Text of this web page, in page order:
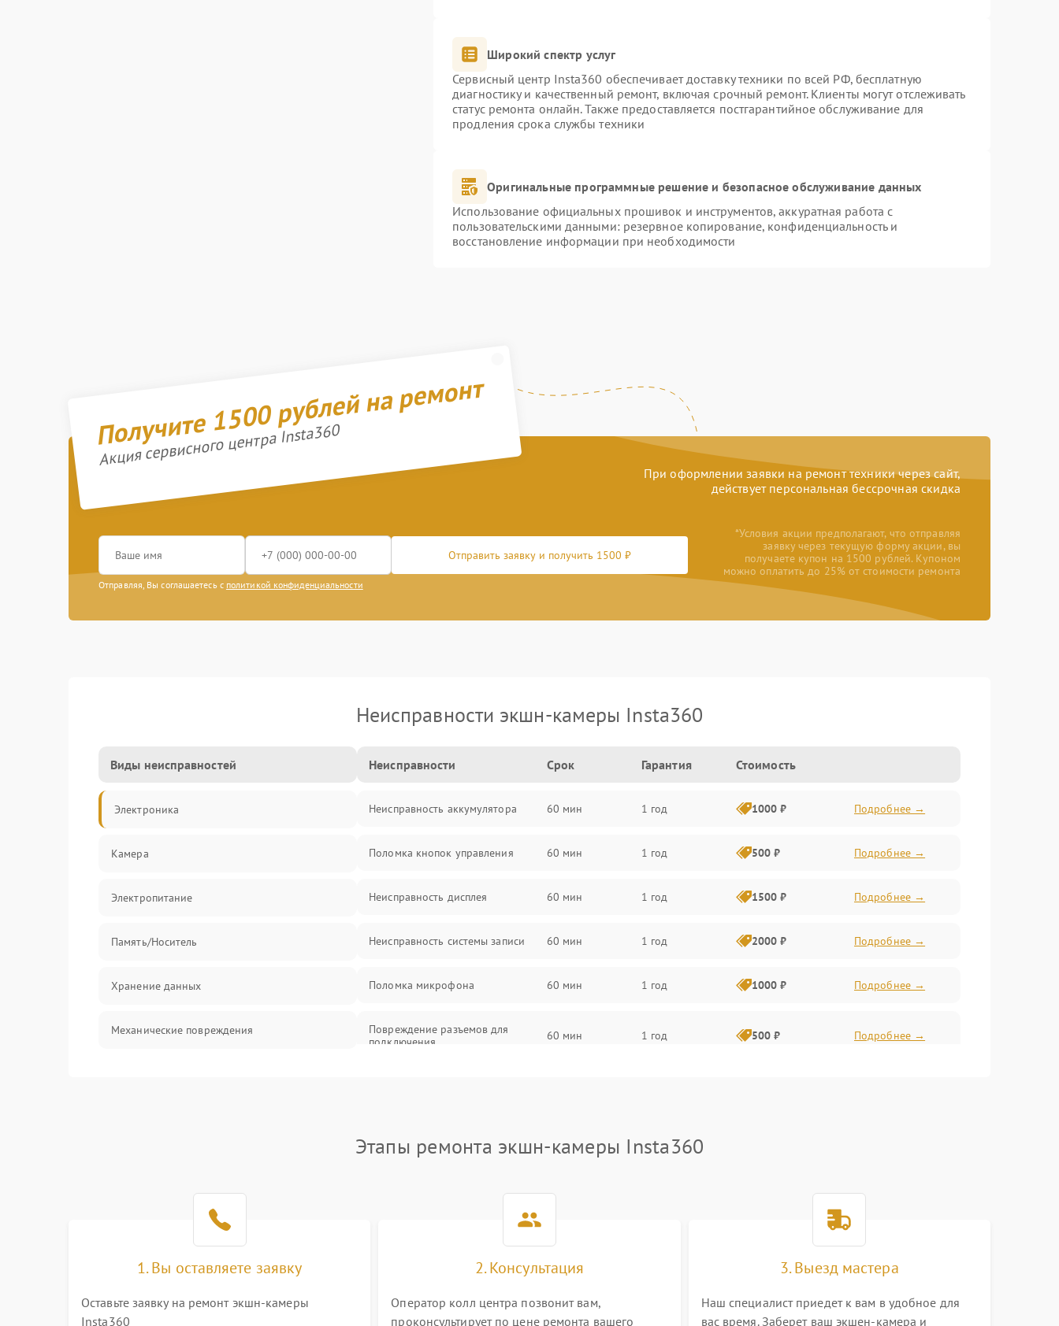
Широкий спектр услуг
Сервисный центр Insta360 обеспечивает доставку техники по всей РФ, бесплатную
диагностику и качественный ремонт, включая срочный ремонт. Клиенты могут отслеживать
статус ремонта онлайн. Также предоставляется постгарантийное обслуживание для
продления срока службы техники
Оригинальные программные решение и безопасное обслуживание данных
Использование официальных прошивок и инструментов, аккуратная работа с
пользовательскими данными: резервное копирование, конфиденциальность и
восстановление информации при необходимости
Получите 1500 рублей на ремонт
Акция сервисного центра Insta360
При оформлении заявки на ремонт техники через сайт,
действует персональная бессрочная скидка
Отправить заявку и получить 1500 ₽
Отправляя, Вы соглашаетесь с политикой конфиденциальности
*Условия акции предполагают, что отправляя
заявку через текущую форму акции, вы
получаете купон на 1500 рублей. Купоном
можно оплатить до 25% от стоимости ремонта
Неисправности экшн-камеры Insta360
Виды неисправностей
Электроника
Камера
Электропитание
Память/Носитель
Хранение данных
Механические повреждения
Корпус/Герметичность
Неисправности Срок Гарантия Стоимость
Неисправность аккумулятора 60 мин 1 год 1000 ₽ Подробнее →
Поломка кнопок управления 60 мин 1 год 500 ₽ Подробнее →
Неисправность дисплея 60 мин 1 год 1500 ₽ Подробнее →
Неисправность системы записи 60 мин 1 год 2000 ₽ Подробнее →
Поломка микрофона 60 мин 1 год 1000 ₽ Подробнее →
Повреждение разъемов для
подключения
60 мин 1 год 500 ₽ Подробнее →
Поломка системы Wi-Fi 60 мин 1 год
Неисправность системы защиты от
отключения
Этапы ремонта экшн-камеры Insta360
1. Вы оставляете заявку
Оставьте заявку на ремонт экшн-камеры
Insta360
2. Консультация
Оператор колл центра позвонит вам,
проконсультирует по цене ремонта вашего
3. Выезд мастера
Наш специалист приедет к вам в удобное для
вас время. Заберет ваш экшен-камера и